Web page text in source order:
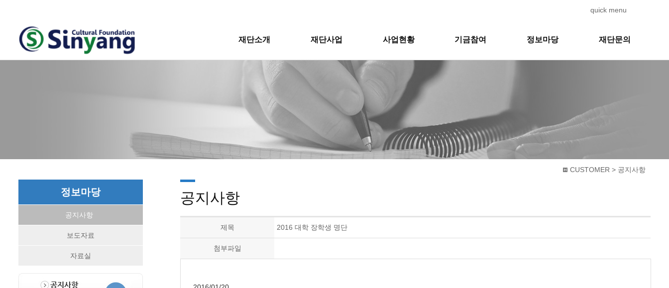
quick menu
재단소개 재단사업 사업현황 기금참여 정보마당 재단문의
CUSTOMER > 공지사항
공지사항
제목 2016 대학 장학생 명단
첨부파일
정보마당
공지사항
보도자료
자료실